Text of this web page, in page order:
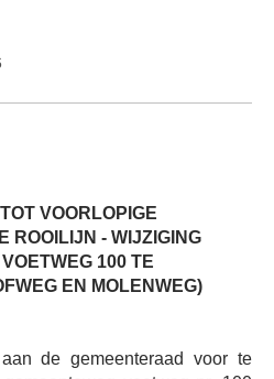
VOORLOPIGE
ROOILIJN - WIJZIGING
100 TE
EN MOLENWEG)
de gemeenteraad voor te